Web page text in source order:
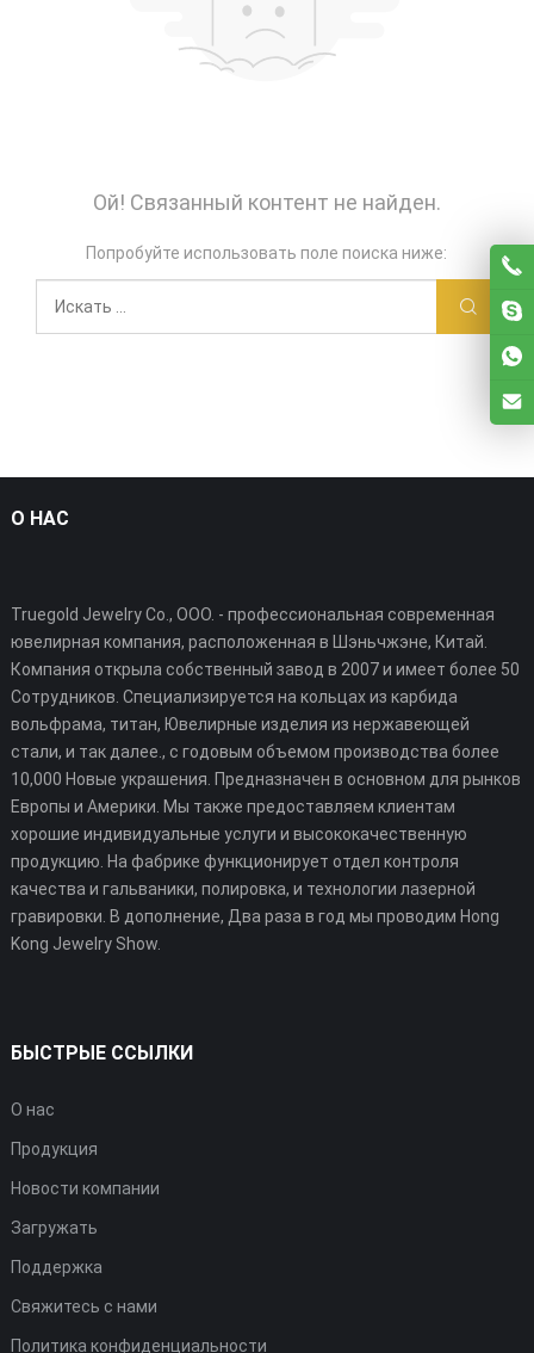
Ой! Связанный контент не найден.
Попробуйте использовать поле поиска ниже:
О НАС
Truegold Jewelry Co., ООО. - профессиональная современная
ювелирная компания, расположенная в Шэньчжэне, Китай.
Компания открыла собственный завод в 2007 и имеет более 50
Сотрудников. Специализируется на кольцах из карбида
вольфрама, титан, Ювелирные изделия из нержавеющей
стали, и так далее., с годовым объемом производства более
10,000 Новые украшения. Предназначен в основном для рынков
Европы и Америки. Мы также предоставляем клиентам
хорошие индивидуальные услуги и высококачественную
продукцию. На фабрике функционирует отдел контроля
качества и гальваники, полировка, и технологии лазерной
гравировки. В дополнение, Два раза в год мы проводим Hong
Kong Jewelry Show.
БЫСТРЫЕ ССЫЛКИ
О нас
Продукция
Новости компании
Загружать
Поддержка
Свяжитесь с нами
Политика конфиденциальности